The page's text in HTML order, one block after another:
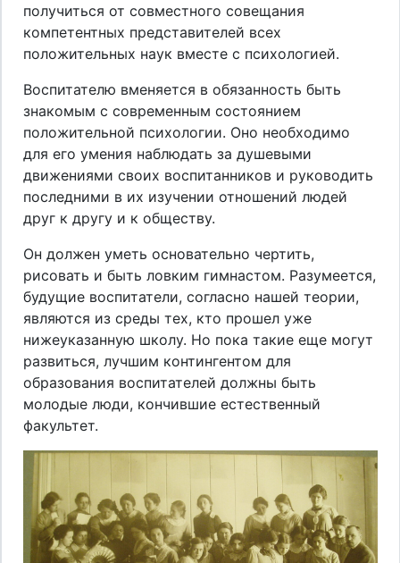
получиться от совместного совещания
компетентных представителей всех
положительных наук вместе с психологией.
Воспитателю вменяется в обязанность быть
знакомым с современным состоянием
положительной психологии. Оно необходимо
для его умения наблюдать за душевыми
движениями своих воспитанников и руководить
последними в их изучении отношений людей
друг к другу и к обществу.
Он должен уметь основательно чертить,
рисовать и быть ловким гимнастом. Разумеется,
будущие воспитатели, согласно нашей теории,
являются из среды тех, кто прошел уже
нижеуказанную школу. Но пока такие еще могут
развиться, лучшим контингентом для
образования воспитателей должны быть
молодые люди, кончившие естественный
факультет.